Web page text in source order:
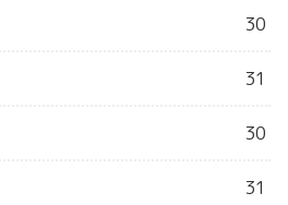
30
31
30
31